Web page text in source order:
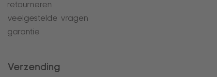
retourneren
veelgestelde vragen
garantie
Verzending